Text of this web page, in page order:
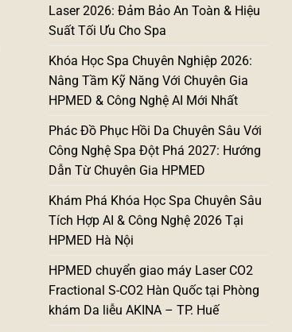
Laser 2026: Đảm Bảo An Toàn & Hiệu
Suất Tối Ưu Cho Spa
Khóa Học Spa Chuyên Nghiệp 2026:
Nâng Tầm Kỹ Năng Với Chuyên Gia
HPMED & Công Nghệ AI Mới Nhất
Phác Đồ Phục Hồi Da Chuyên Sâu Với
Công Nghệ Spa Đột Phá 2027: Hướng
Dẫn Từ Chuyên Gia HPMED
Khám Phá Khóa Học Spa Chuyên Sâu
Tích Hợp AI & Công Nghệ 2026 Tại
HPMED Hà Nội
HPMED chuyển giao máy Laser CO2
Fractional S-CO2 Hàn Quốc tại Phòng
khám Da liễu AKINA – TP. Huế